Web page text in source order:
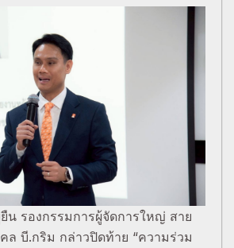
น รองกรรมการผู้จัดการใหญ่ สาย
ล บี.กริม กล่าวปิดท้าย “ความร่วม